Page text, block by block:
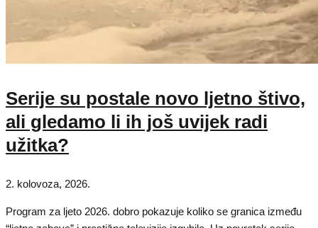
Serije su postale novo ljetno štivo,
ali gledamo li ih još uvijek radi
užitka?
2. kolovoza, 2026.
Program za ljeto 2026. dobro pokazuje koliko se granica između